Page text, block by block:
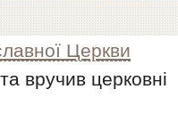
Церкви
вручив церковні